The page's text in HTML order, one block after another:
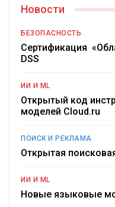
Новости
БЕЗОПАСНОСТЬ
Сертификация
DSS
ИИ И ML
Открытый код
моделей Cloud.ru
ПОИСК И РЕКЛАМА
Открытая
ИИ И ML
Новые языковые